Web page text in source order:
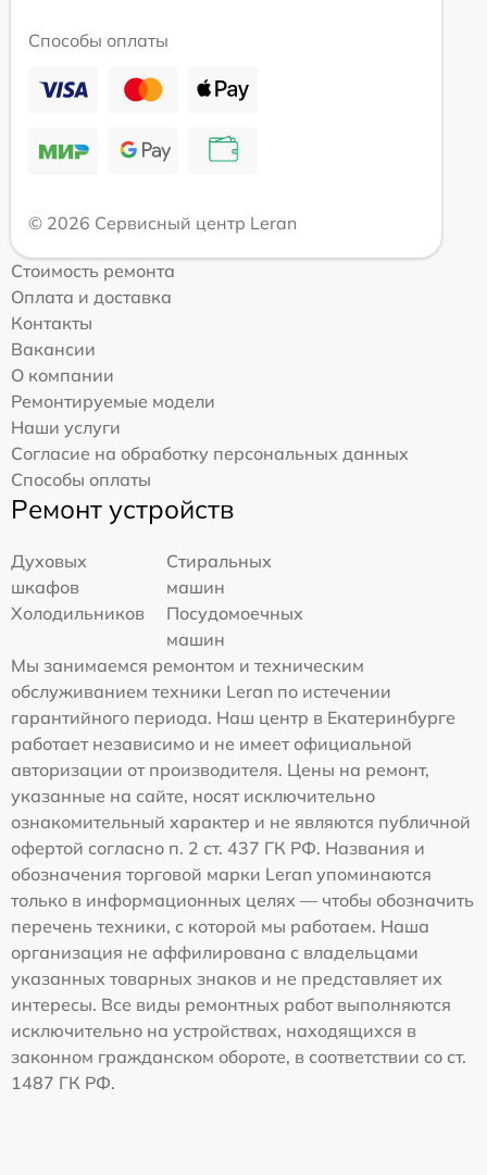
Способы оплаты
© 2026 Сервисный центр Leran
Стоимость ремонта
Оплата и доставка
Контакты
Вакансии
О компании
Ремонтируемые модели
Наши услуги
Согласие на обработку персональных данных
Способы оплаты
Ремонт устройств
Духовых
шкафов
Стиральных
машин
Холодильников
Посудомоечных
машин
Мы занимаемся ремонтом и техническим
обслуживанием техники Leran по истечении
гарантийного периода. Наш центр в Екатеринбурге
работает независимо и не имеет официальной
авторизации от производителя. Цены на ремонт,
указанные на сайте, носят исключительно
ознакомительный характер и не являются публичной
офертой согласно п. 2 ст. 437 ГК РФ. Названия и
обозначения торговой марки Leran упоминаются
только в информационных целях — чтобы обозначить
перечень техники, с которой мы работаем. Наша
организация не аффилирована с владельцами
указанных товарных знаков и не представляет их
интересы. Все виды ремонтных работ выполняются
исключительно на устройствах, находящихся в
законном гражданском обороте, в соответствии со ст.
1487 ГК РФ.